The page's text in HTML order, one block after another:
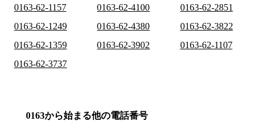
0163-62-1157
0163-62-4100
0163-62-2851
0163-62-1249
0163-62-4380
0163-62-3822
0163-62-1359
0163-62-3902
0163-62-1107
0163-62-3737
0163から始まる他の電話番号